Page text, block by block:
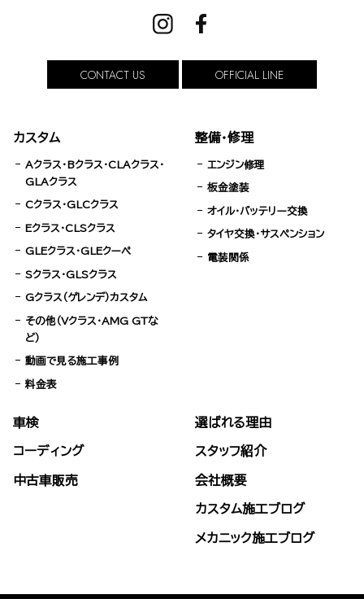
CONTACT US OFFICIAL LINE
カスタム
Aクラス・Bクラス・CLAクラス・
GLAクラス
Cクラス・GLCクラス
Eクラス・CLSクラス
GLEクラス・GLEクーペ
Sクラス・GLSクラス
Gクラス（ゲレンデ）カスタム
その他（Vクラス・AMG GTな
ど）
動画で見る施工事例
料金表
整備・修理
エンジン修理
板金塗装
オイル・バッテリー交換
タイヤ交換・サスペンション
電装関係
車検
コーディング
中古車販売
選ばれる理由
スタッフ紹介
会社概要
カスタム施工ブログ
メカニック施工ブログ